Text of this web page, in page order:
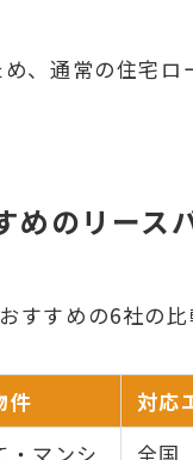
、通常の住宅ロ
めのリース
すすめの6社の比
件 対応
・マンシ
全国